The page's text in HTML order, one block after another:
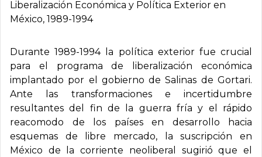
Liberalización Económica y Polí­tica Exterior en
México, 1989-1994
Durante 1989-1994 la política exterior fue crucial
para el programa de liberalización económica
implantado por el gobierno de Salinas de Gortari.
Ante las transformaciones e incertidumbre
resultantes del fin de la guerra fría y el rápido
reacomodo de los países en desarrollo hacia
esquemas de libre mercado, la suscripción en
México de la corriente neoliberal sugirió que el